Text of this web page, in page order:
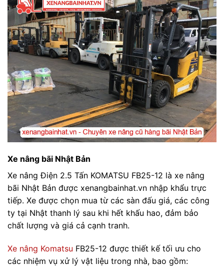
Xe nâng bãi Nhật Bản
Xe nâng Điện 2.5 Tấn KOMATSU FB25-12 là xe nâng
bãi Nhật Bản được xenangbainhat.vn nhập khẩu trực
tiếp. Xe được chọn mua từ các sàn đấu giá, các công
ty tại Nhật thanh lý sau khi hết khấu hao, đảm bảo
chất lượng và giá cả cạnh tranh.
Xe nâng Komatsu FB25-12 được thiết kế tối ưu cho
các nhiệm vụ xử lý vật liệu trong nhà, bao gồm: